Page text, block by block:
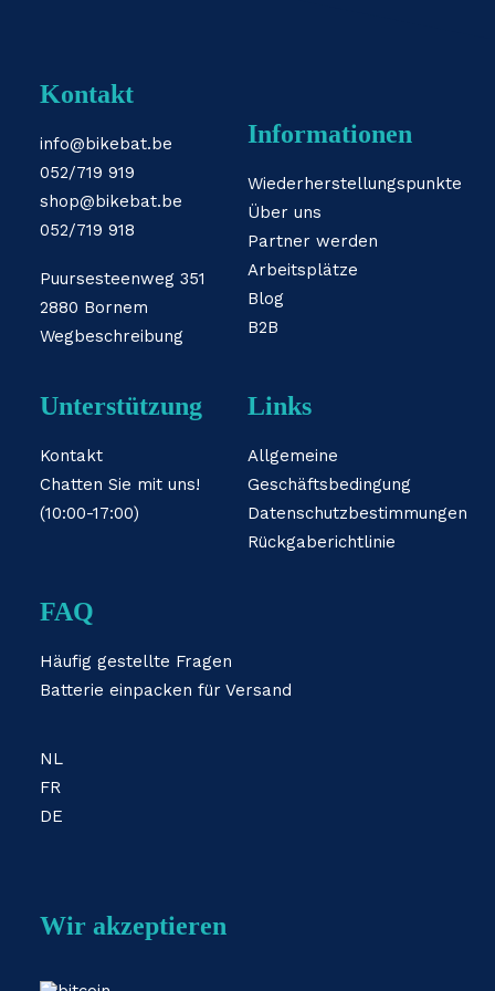
Kontakt
info@bikebat.be
052/719 919
shop@bikebat.be
052/719 918
Puursesteenweg 351
2880 Bornem
Wegbeschreibung
Informationen
Wiederherstellungspunkte
Über uns
Partner werden
Arbeitsplätze
Blog
B2B
Unterstützung
Kontakt
Chatten Sie mit uns!
(10:00-17:00)
Links
Allgemeine
Geschäftsbedingung
Datenschutzbestimmungen
Rückgaberichtlinie
FAQ
Häufig gestellte Fragen
Batterie einpacken für Versand
NL
FR
DE
Wir akzeptieren